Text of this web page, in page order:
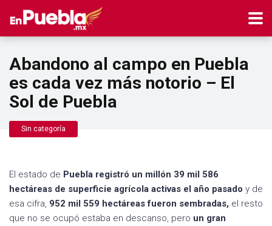
Abandono al campo en Puebla
es cada vez más notorio – El
Sol de Puebla
Sin categoría
El estado de Puebla registró un millón 39 mil 586
hectáreas de superficie agrícola activas el año pasado y de
esa cifra, 952 mil 559 hectáreas fueron sembradas, el resto
que no se ocupó estaba en descanso, pero un gran